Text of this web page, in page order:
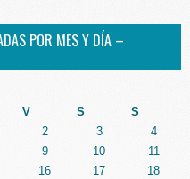
POR MES Y DÍA –
V S S
2 3
4
9 10
11
16 17
18